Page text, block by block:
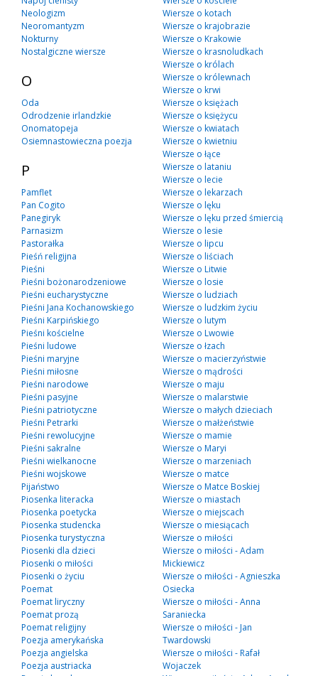
Neologizm
Neoromantyzm
Nokturny
Nostalgiczne wiersze
O
Oda
Odrodzenie irlandzkie
Onomatopeja
Osiemnastowieczna poezja
P
Pamflet
Pan Cogito
Panegiryk
Parnasizm
Pastorałka
Pieśń religijna
Pieśni
Pieśni bożonarodzeniowe
Pieśni eucharystyczne
Pieśni Jana Kochanowskiego
Pieśni Karpińskiego
Pieśni kościelne
Pieśni ludowe
Pieśni maryjne
Pieśni miłosne
Pieśni narodowe
Pieśni pasyjne
Pieśni patriotyczne
Pieśni Petrarki
Pieśni rewolucyjne
Pieśni sakralne
Pieśni wielkanocne
Pieśni wojskowe
Pijaństwo
Piosenka literacka
Piosenka poetycka
Piosenka studencka
Piosenka turystyczna
Piosenki dla dzieci
Piosenki o miłości
Piosenki o życiu
Poemat
Poemat liryczny
Poemat prozą
Poemat religijny
Poezja amerykańska
Poezja angielska
Poezja austriacka
Wiersze o kotach
Wiersze o krajobrazie
Wiersze o Krakowie
Wiersze o krasnoludkach
Wiersze o królach
Wiersze o królewnach
Wiersze o krwi
Wiersze o księżach
Wiersze o księżycu
Wiersze o kwiatach
Wiersze o kwietniu
Wiersze o łące
Wiersze o lataniu
Wiersze o lecie
Wiersze o lekarzach
Wiersze o lęku
Wiersze o lęku przed śmiercią
Wiersze o lesie
Wiersze o lipcu
Wiersze o liściach
Wiersze o Litwie
Wiersze o losie
Wiersze o ludziach
Wiersze o ludzkim życiu
Wiersze o lutym
Wiersze o Lwowie
Wiersze o łzach
Wiersze o macierzyństwie
Wiersze o mądrości
Wiersze o maju
Wiersze o malarstwie
Wiersze o małych dzieciach
Wiersze o małżeństwie
Wiersze o mamie
Wiersze o Maryi
Wiersze o marzeniach
Wiersze o matce
Wiersze o Matce Boskiej
Wiersze o miastach
Wiersze o miejscach
Wiersze o miesiącach
Wiersze o miłości
Wiersze o miłości - Adam
Mickiewicz
Wiersze o miłości - Agnieszka
Osiecka
Wiersze o miłości - Anna
Saraniecka
Wiersze o miłości - Jan
Twardowski
Wiersze o miłości - Rafał
Wojaczek